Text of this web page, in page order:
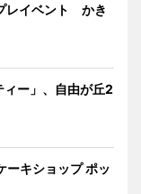
レイベント かき
ー」、自由が丘2
ーキショップ ポッ